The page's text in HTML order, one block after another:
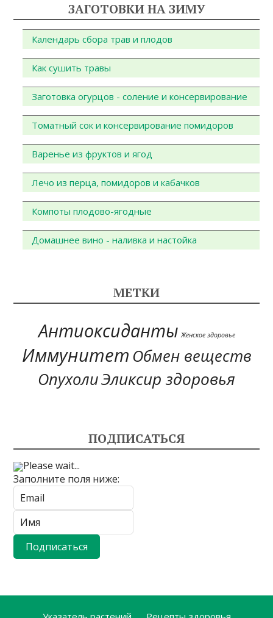
ЗАГОТОВКИ НА ЗИМУ
Календарь сбора трав и плодов
Как сушить травы
Заготовка огурцов - соление и консервирование
Томатный сок и консервирование помидоров
Варенье из фруктов и ягод
Лечо из перца, помидоров и кабачков
Компоты плодово-ягодные
Домашнее вино - наливка и настойка
МЕТКИ
Антиоксиданты Женское здоровье
Иммунитет Обмен веществ
ОпухолиЭликсир здоровья
ПОДПИСАТЬСЯ
Please wait...
Заполните поля ниже: